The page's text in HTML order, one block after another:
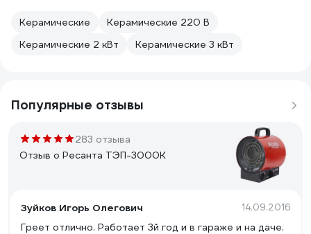
Керамические
Керамические 220 В
Керамические 2 кВт
Керамические 3 кВт
Популярные отзывы
283 отзыва
Отзыв о Ресанта ТЭП-3000К
Зуйков Игорь Олегович 14.09.2016
Греет отлично. Работает 3й год и в гараже и на даче.